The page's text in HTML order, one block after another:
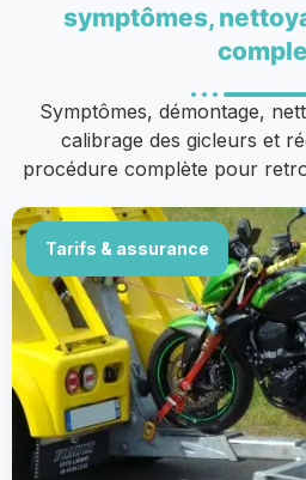
symptômes,
Symptômes, démontage,
calibrage des gicleurs et
procédure complète pour
Tarifs & assurance